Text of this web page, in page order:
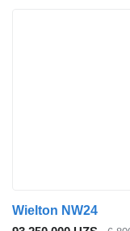
Wielton NW24